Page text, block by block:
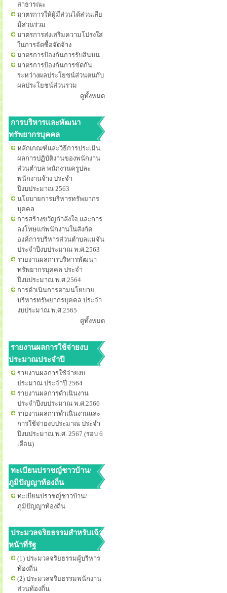
สาธารณะ
มาตรการให้ผู้มีส่วนได้ส่วนเสีย
มีส่วนร่วม
มาตรการส่งเสริมความโปร่งใส
ในการจัดซื้อจัดจ้าง
มาตรการป้องกันการรับสินบน
มาตรการป้องกันการขัดกัน
ระหว่างผลประโยชน์ส่วนตนกับ
ผลประโยชน์ส่วนรวม
ดูทั้งหมด
การบริหารและพัฒนา
ทรัพยากรบุคคล
หลักเกณฑ์และวิธีการประเมิน
ผลการปฏิบัติงานของพนักงาน
ส่วนตำบล พนักงานครูปละ
พนักงานจ้าง ประจำ
ปีงบประมาณ 2563
นโยบายการบริหารทรัพยากร
บุคคล
การสร้างขวัญกำลังใจ และการ
ลงโทษแก่พนักงานในสังกัด
องค์การบริหารส่วนตำบลแม่จัน
ประจำปีงบประมาณ พ.ศ.2563
รายงานผลการบริหารพัฒนา
ทรัพยากรบุคคล ประจำ
ปีงบประมาณ พ.ศ.2564
การดำเนินการตามนโยบาย
บริหารทรัพยากรบุคคล ประจำ
งบประมาณ พ.ศ.2565
ดูทั้งหมด
รายงานผลการใช้จ่ายงบ
ประมาณประจำปี
รายงานผลการใช้จ่ายงบ
ประมาณ ประจำปี 2564
รายงานผลการดำเนินงาน
ประจำปีงบประมาณ พ.ศ.2566
รายงานผลการดำเนินงานและ
การใช้จ่ายงบประมาณ ประจำ
ปีงบประมาณ พ.ศ. 2567 (รอบ 6
เดือน)
ทะเบียนปราชญ์ชาวบ้าน/
ภูมิปัญญาท้องถิ่น
ทะเบียนปราชญ์ชาวบ้าน/
ภูมิปัญญาท้องถิ่น
ประมวลจริยธรรมสำหรับเจ้า
หน้าที่รัฐ
(1) ประมวลจริยธรรมผู้บริหาร
ท้องถิ่น
(2) ประมวลจริยธรรมพนักงาน
ส่วนท้องถิ่น